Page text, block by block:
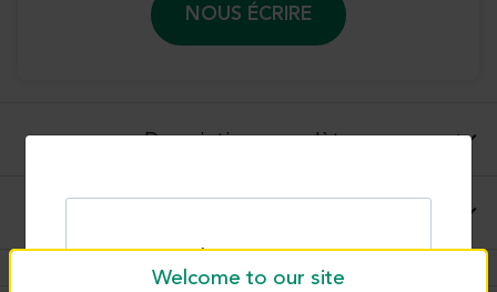
NOUS ÉCRIRE
Description complète
Welcome to our site